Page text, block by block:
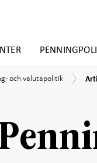
och valutapolitik